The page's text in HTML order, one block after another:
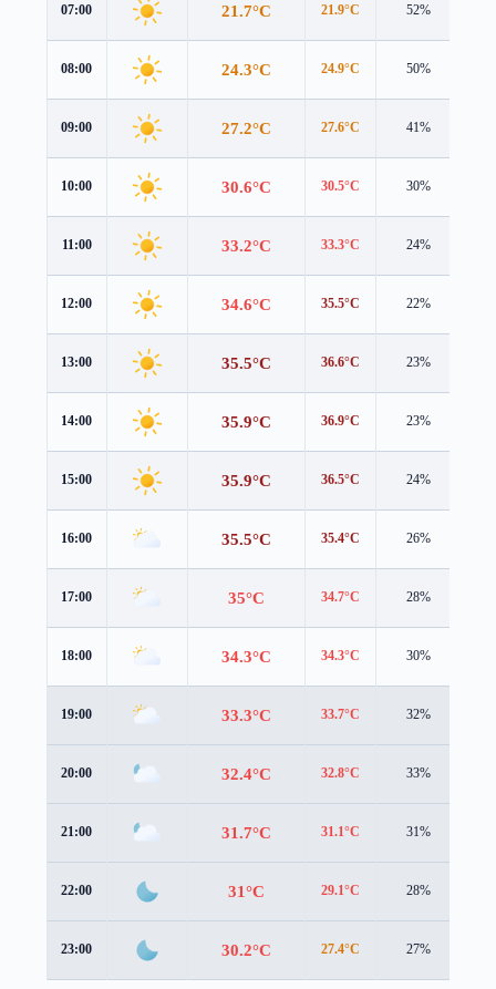
07:00 21.7°C 21.9°C 52%
08:00 24.3°C 24.9°C 50%
09:00 27.2°C 27.6°C 41%
10:00 30.6°C 30.5°C 30%
11:00 33.2°C 33.3°C 24%
12:00 34.6°C 35.5°C 22%
13:00 35.5°C 36.6°C 23%
14:00 35.9°C 36.9°C 23%
15:00 35.9°C 36.5°C 24%
16:00 35.5°C 35.4°C 26%
17:00 35°C 34.7°C 28%
18:00 34.3°C 34.3°C 30%
19:00 33.3°C 33.7°C 32%
20:00 32.4°C 32.8°C 33%
21:00 31.7°C 31.1°C 31%
22:00 31°C 29.1°C 28%
23:00 30.2°C 27.4°C 27%